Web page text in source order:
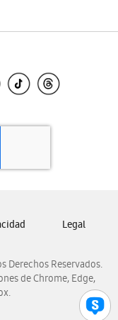
Derechos Reservados.
de Chrome, Edge,
Legal